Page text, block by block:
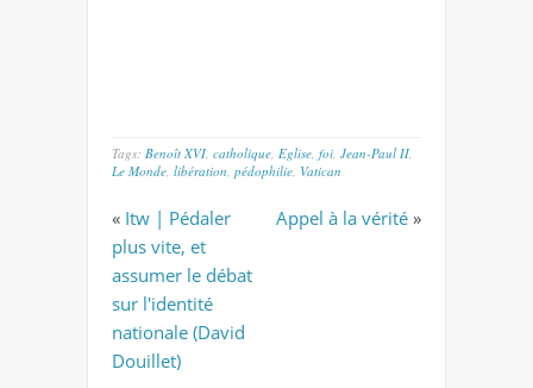
Tags: Benoît XVI catholique Eglise foi Jean-Paul II
Le Monde libération pédophilie Vatican
« Itw | Pédaler
plus vite, et
assumer le débat
sur l'identité
nationale (David
Douillet)
Appel à la vérité »